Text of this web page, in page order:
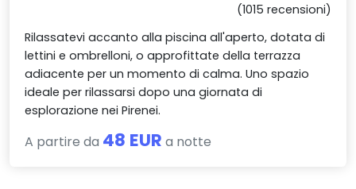
(1015 recensioni)
Rilassatevi accanto alla piscina all'aperto, dotata di
lettini e ombrelloni, o approfittate della terrazza
adiacente per un momento di calma. Uno spazio
ideale per rilassarsi dopo una giornata di
esplorazione nei Pirenei.
A partire da 48 EUR a notte